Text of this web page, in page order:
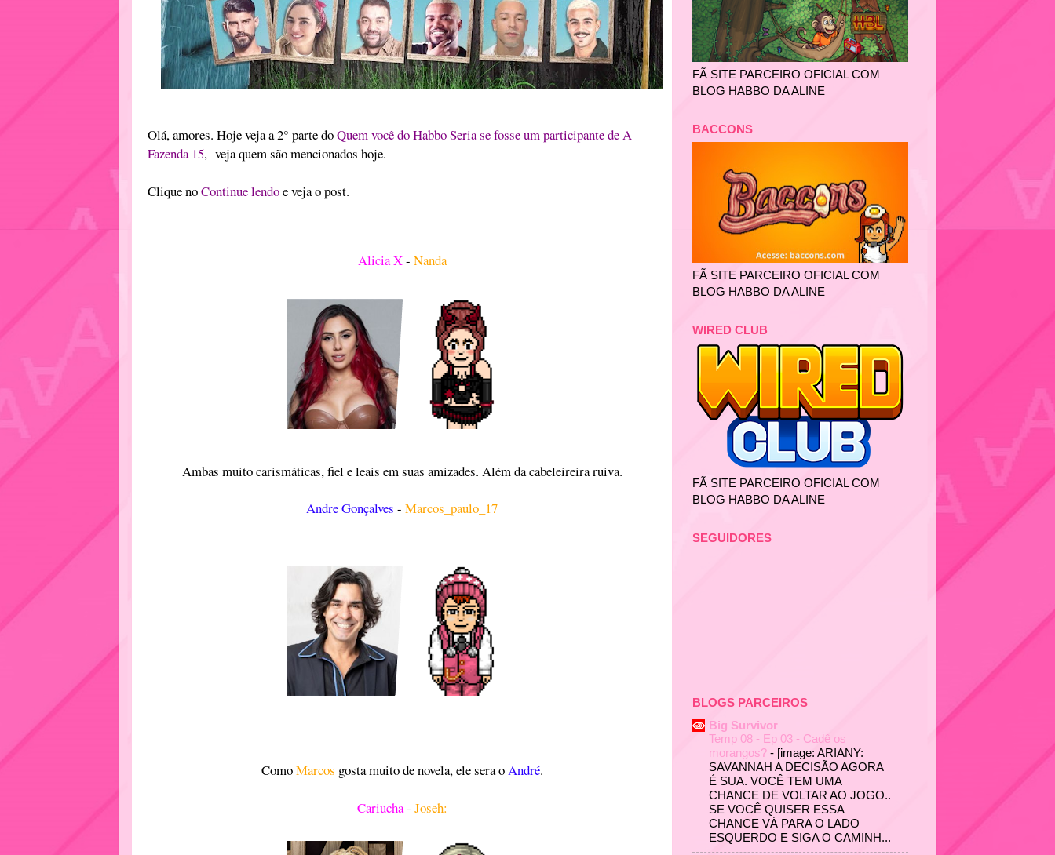
Olá, amores. Hoje veja a 2° parte doQuem você do Habbo Seria se fosse um participante de A
Fazenda 15, veja quem são mencionados hoje.
Clique noContinue lendoe veja o post.
Alicia X- Nanda
Ambas muito carismáticas, fiel e leais em suas amizades. Além da cabeleireira ruiva.
Andre Gonçalves - Marcos_paulo_17
ComoMarcos gosta muito de novela, ele sera oAndré.
Cariucha- Joseh:
FÃ SITE PARCEIRO OFICIAL COM
BLOG HABBO DA ALINE
BACCONS
FÃ SITE PARCEIRO OFICIAL COM
BLOG HABBO DA ALINE
WIRED CLUB
FÃ SITE PARCEIRO OFICIAL COM
BLOG HABBO DA ALINE
SEGUIDORES
BLOGS PARCEIROS
Big Survivor
Temp 08 - Ep 03 - Cadê os
morangos? - [image: ARIANY:
SAVANNAH A DECISÃO AGORA
É SUA. VOCÊ TEM UMA
CHANCE DE VOLTAR AO JOGO..
SE VOCÊ QUISER ESSA
CHANCE VÁ PARA O LADO
ESQUERDO E SIGA O CAMINH...